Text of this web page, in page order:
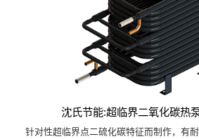
沈氏节能:超临界二氧化碳热
针对性超临界点二硫化碳特征而制作，有